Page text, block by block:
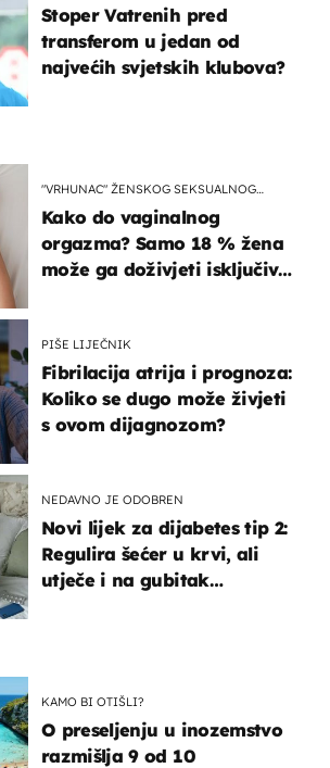
"VRHUNAC" ŽENSKOG SEKSUALNOG
Kako do vaginalnog
orgazma? Samo 18 % žena
može ga doživjeti isključivo
PIŠE LIJEČNIK
Fibrilacija atrija i prognoza:
Koliko se dugo može živjeti
s ovom dijagnozom?
NEDAVNO JE ODOBREN
Novi lijek za dijabetes tip 2:
Regulira šećer u krvi, ali
utječe i na gubitak
Stoper Vatrenih pred
transferom u jedan od
najvećih svjetskih klubova?
KAMO BI OTIŠLI?
O preseljenju u inozemstvo
razmišlja 9 od 10